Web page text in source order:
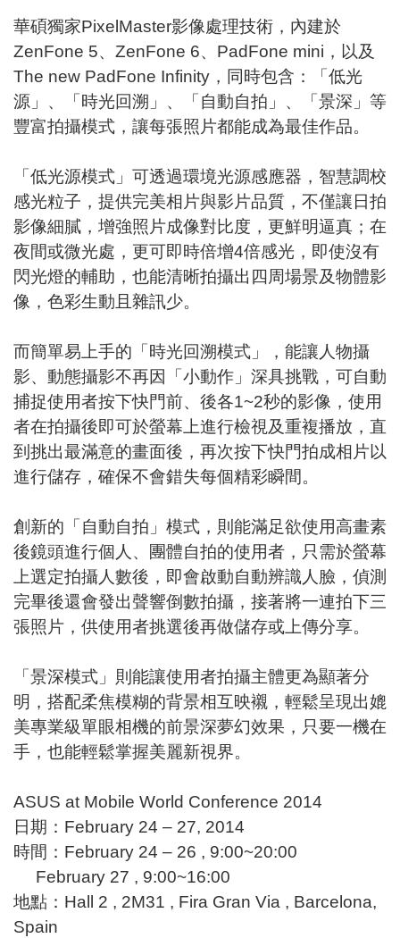
華碩獨家PixelMaster影像處理技術，內建於
ZenFone 5、ZenFone 6、PadFone mini，以及
The new PadFone Infinity，同時包含：「低光
源」、「時光回溯」、「自動自拍」、「景深」等
豐富拍攝模式，讓每張照片都能成為最佳作品。
「低光源模式」可透過環境光源感應器，智慧調校
感光粒子，提供完美相片與影片品質，不僅讓日拍
影像細膩，增強照片成像對比度，更鮮明逼真；在
夜間或微光處，更可即時倍增4倍感光，即使沒有
閃光燈的輔助，也能清晰拍攝出四周場景及物體影
像，色彩生動且雜訊少。
而簡單易上手的「時光回溯模式」，能讓人物攝
影、動態攝影不再因「小動作」深具挑戰，可自動
捕捉使用者按下快門前、後各1~2秒的影像，使用
者在拍攝後即可於螢幕上進行檢視及重複播放，直
到挑出最滿意的畫面後，再次按下快門拍成相片以
進行儲存，確保不會錯失每個精彩瞬間。
創新的「自動自拍」模式，則能滿足欲使用高畫素
後鏡頭進行個人、團體自拍的使用者，只需於螢幕
上選定拍攝人數後，即會啟動自動辨識人臉，偵測
完畢後還會發出聲響倒數拍攝，接著將一連拍下三
張照片，供使用者挑選後再做儲存或上傳分享。
「景深模式」則能讓使用者拍攝主體更為顯著分
明，搭配柔焦模糊的背景相互映襯，輕鬆呈現出媲
美專業級單眼相機的前景深夢幻效果，只要一機在
手，也能輕鬆掌握美麗新視界。
ASUS at Mobile World Conference 2014
日期：February 24 – 27, 2014
時間：February 24 – 26 , 9:00~20:00
February 27 , 9:00~16:00
地點：Hall 2 , 2M31 , Fira Gran Via , Barcelona,
Spain